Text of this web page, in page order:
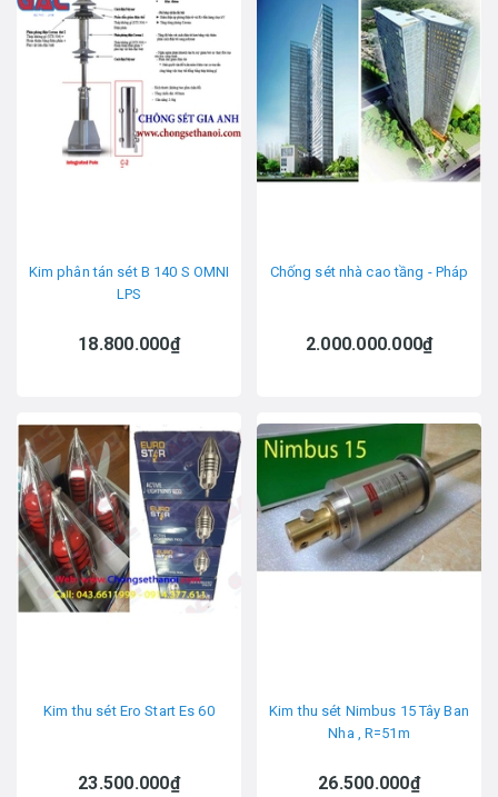
Kim phân tán sét B 140 S OMNI
LPS
18.800.000₫
Chống sét nhà cao tầng - Pháp
2.000.000.000₫
Kim thu sét Ero Start Es 60
23.500.000₫
Kim thu sét Nimbus 15 Tây Ban
Nha , R=51m
26.500.000₫